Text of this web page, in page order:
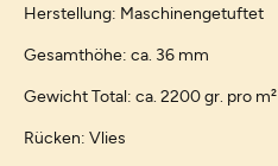
Herstellung: Maschinengetuftet
Gesamthöhe: ca. 36 mm
Gewicht Total: ca. 2200 gr. pro m²
Rücken: Vlies